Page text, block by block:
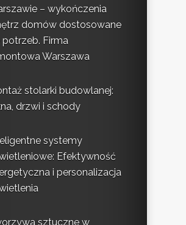
– wykończenia
domów dostosowane
potrzeb. Firma
Warszawa
stolarki budowlanej:
drzwi i schody
systemy
Efektywność
i personalizacja
sztuczne w